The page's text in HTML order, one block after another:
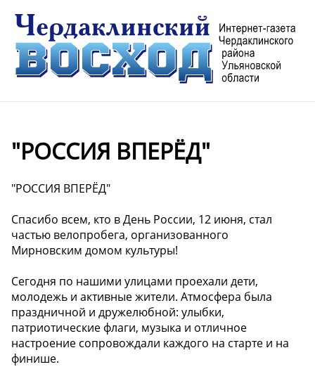
"РОССИЯ ВПЕРЁД"
"РОССИЯ ВПЕРЁД"
Спасибо всем, кто в День России, 12 июня, стал
частью велопробега, организованного
Мирновским домом культуры!
Сегодня по нашими улицами проехали дети,
молодежь и активные жители. Атмосфера была
праздничной и дружелюбной: улыбки,
патриотические флаги, музыка и отличное
настроение сопровождали каждого на старте и на
финише.